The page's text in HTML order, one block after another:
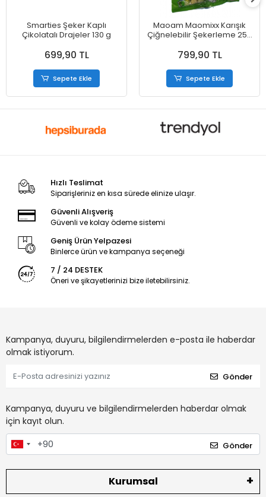
Smarties Şeker Kaplı
Çikolatalı Drajeler 130 g
699,90 TL
Sepete Ekle
Maoam Maomixx Karışık
Çiğnelebilir Şekerleme 250
799,90 TL
Sepete Ekle
Hızlı Teslimat
Siparişleriniz en kısa sürede elinize ulaşır.
Güvenli Alışveriş
Güvenli ve kolay ödeme sistemi
Geniş Ürün Yelpazesi
Binlerce ürün ve kampanya seçeneği
7 / 24 DESTEK
Öneri ve şikayetlerinizi bize iletebilirsiniz.
Kampanya, duyuru, bilgilendirmelerden e-posta ile haberdar
olmak istiyorum.
Gönder
Kampanya, duyuru ve bilgilendirmelerden haberdar olmak
için kayıt olun.
Gönder
Kurumsal